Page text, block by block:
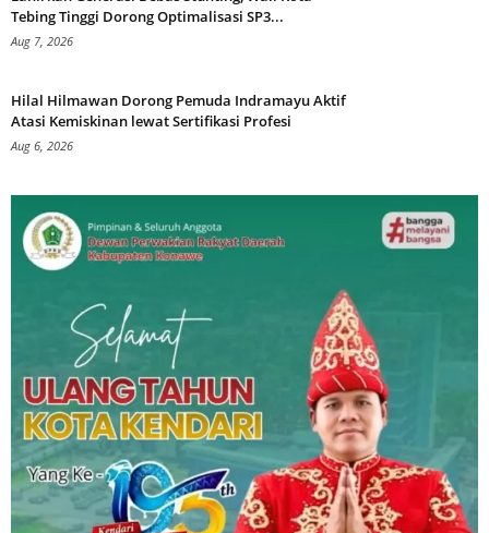
Tebing Tinggi Dorong Optimalisasi SP3...
Aug 7, 2026
Hilal Hilmawan Dorong Pemuda Indramayu Aktif
Atasi Kemiskinan lewat Sertifikasi Profesi
Aug 6, 2026